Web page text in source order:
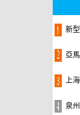
新
亞
上
泉